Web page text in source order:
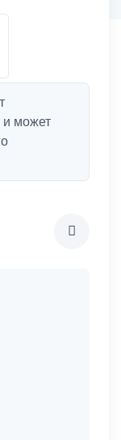
и может